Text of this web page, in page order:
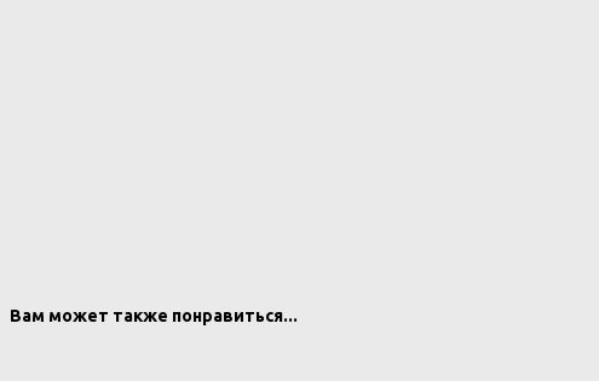
Вам может также понравиться...